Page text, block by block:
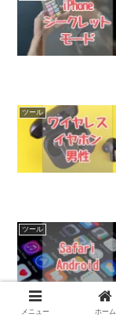
ツール
ツール
メニュー ホーム